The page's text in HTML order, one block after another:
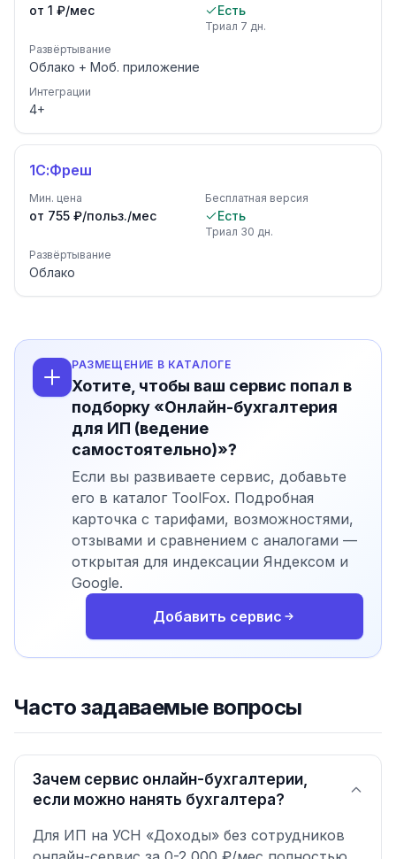
от 1 ₽/мес Есть
Триал 7 дн.
Развёртывание
Облако + Моб. приложение
Интеграции
4+
1С:Фреш
Мин. цена
от 755 ₽/польз./мес
Бесплатная версия
Есть
Триал 30 дн.
Развёртывание
Облако
РАЗМЕЩЕНИЕ В КАТАЛОГЕ
Хотите, чтобы ваш сервис попал в
подборку «Онлайн-бухгалтерия
для ИП (ведение
самостоятельно)»?
Если вы развиваете сервис, добавьте
его в каталог ToolFox. Подробная
карточка с тарифами, возможностями,
отзывами и сравнением с аналогами —
открытая для индексации Яндексом и
Google.
Добавить сервис
Часто задаваемые вопросы
Зачем сервис онлайн-бухгалтерии,
если можно нанять бухгалтера?
Для ИП на УСН «Доходы» без сотрудников